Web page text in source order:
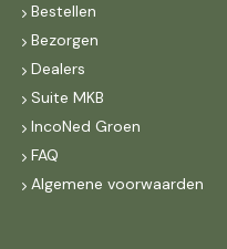
Bestellen
Bezorgen
Dealers
Suite MKB
IncoNed Groen
FAQ
Algemene voorwaarden